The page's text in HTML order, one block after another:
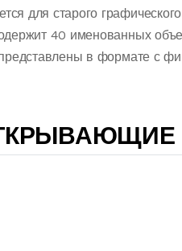
для старого
40 именованных
в формате с